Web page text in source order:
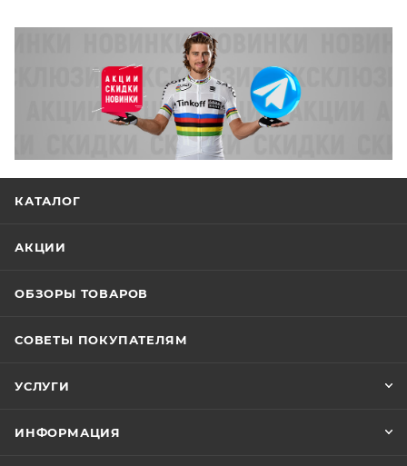
КАТАЛОГ
АКЦИИ
ОБЗОРЫ ТОВАРОВ
СОВЕТЫ ПОКУПАТЕЛЯМ
УСЛУГИ
ИНФОРМАЦИЯ